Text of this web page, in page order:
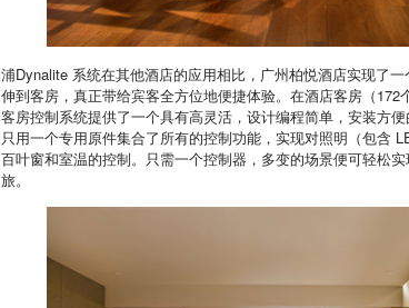
Dynalite 系统在其他酒店的应用相比，广州柏悦酒店实现了
到客房，真正带给宾客全方位地便捷体验。在酒店客房（
房控制系统提供了一个具有高灵活，设计编程简单，安装方
用一个专用原件集合了所有的控制功能，实现对照明（包含
叶窗和室温的控制。只需一个控制器，多变的场景便可轻松
。